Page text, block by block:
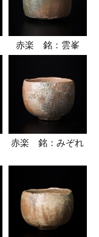
赤楽 銘：雲峯
赤楽 銘：みぞれ